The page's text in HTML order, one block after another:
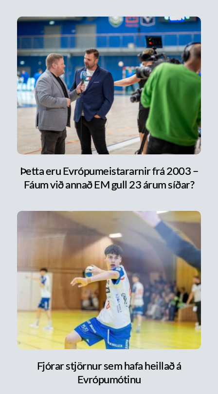
Þetta eru Evrópumeistararnir frá 2003 –
Fáum við annað EM gull 23 árum síðar?
Fjórar stjörnur sem hafa heillað á
Evrópumótinu